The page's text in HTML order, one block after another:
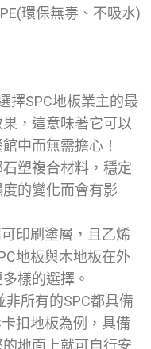
環保無毒、不吸水)
擇SPC地板業主的最
，這意味著它可以
中而無需擔心！
石塑複合材料，穩定
的變化而會有影
可印刷塗層，且乙烯
地板與木地板在外
樣的選擇。
非所有的SPC都具備
扣地板為例，具備
地面上就可自行安